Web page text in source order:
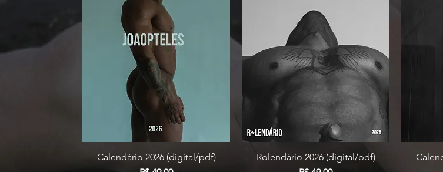
Visualização rápida
Calendário 2026 (digital/pdf)
Visualização rápida
Rolendário 2026 (digital/pdf)